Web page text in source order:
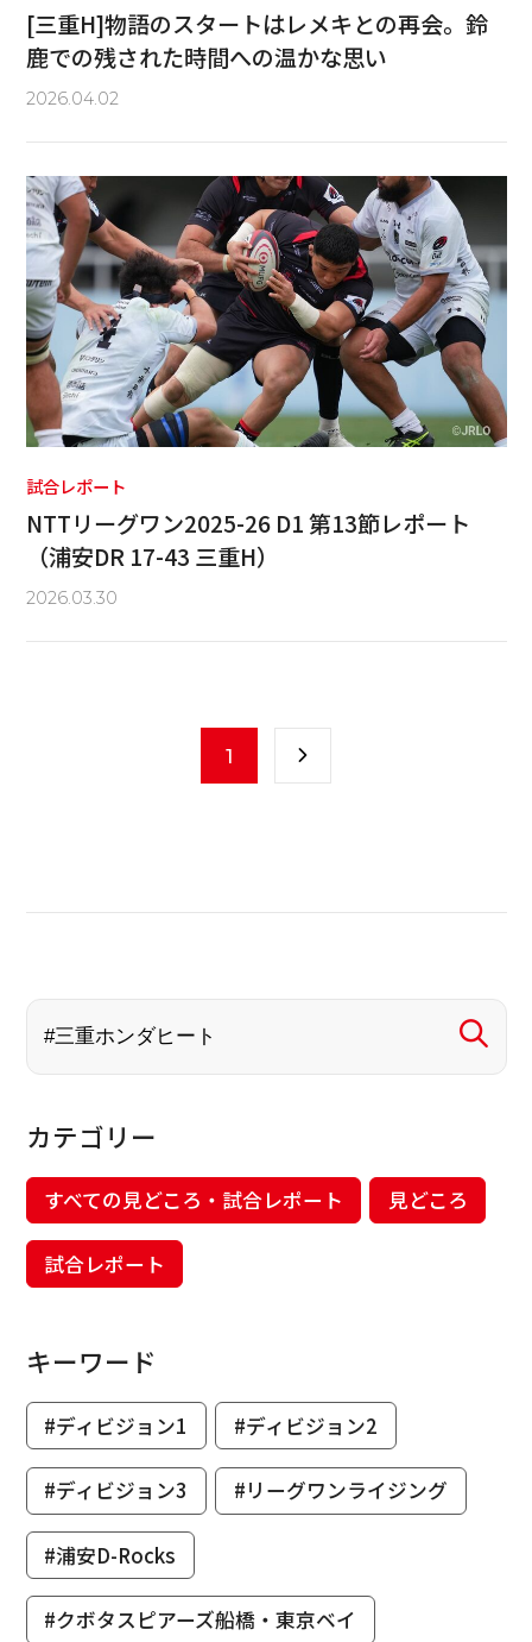
[三重H]物語のスタートはレメキとの再会。鈴
鹿での残された時間への温かな思い
2026.04.02
試合レポート
NTTリーグワン2025-26 D1 第13節レポート
（浦安DR 17-43 三重H）
2026.03.30
1
カテゴリー
すべての見どころ・試合レポート 見どころ
試合レポート
キーワード
#ディビジョン1 #ディビジョン2
#ディビジョン3 #リーグワンライジング
#浦安D-Rocks
#クボタスピアーズ船橋・東京ベイ